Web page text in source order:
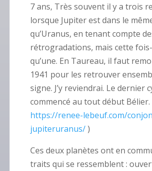
7 ans, Très souvent il y a trois
lorsque Jupiter est dans le
qu’Uranus, en tenant compte
rétrogradations, mais cette fois-
qu’une. En Taureau, il faut
1941 pour les retrouver
signe. J’y reviendrai. Le dernier
commencé au tout début Bélier.
https://renee-lebeuf.com/
jupiteruranus/)
Ces deux planètes ont en
traits qui se ressemblent :